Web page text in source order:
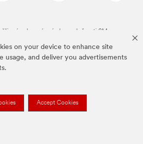
on your device to enhance site
usage, and deliver you advertisements
Accept Cookies
sú ochranné známky spoločnosti 3M.